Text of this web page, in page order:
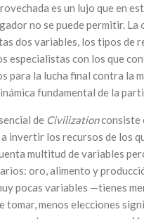
es un lujo que en
no se puede permitir. La
dos variables, los tipos de
especialistas con los que
para la lucha final contra la
fundamental de la
de Civilizationconsiste
invertir los recursos de los
multitud de variables
oro, alimento y
pocas variables —tienes
tomar, menos elecciones